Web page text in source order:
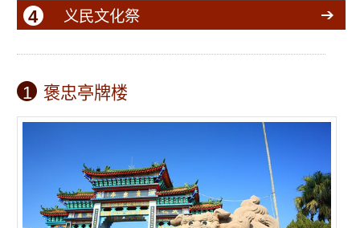
4 义民文化祭
1 褒忠亭牌楼